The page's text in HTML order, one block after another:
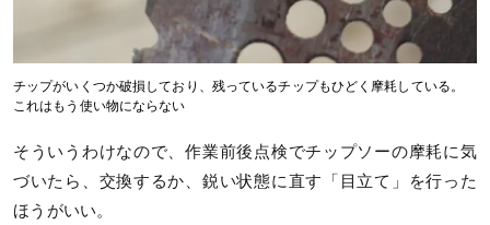
チップがいくつか破損しており、残っているチップもひどく摩耗している。
これはもう使い物にならない
そういうわけなので、作業前後点検でチップソーの摩耗に気
づいたら、交換するか、鋭い状態に直す「目立て」を行った
ほうがいい。